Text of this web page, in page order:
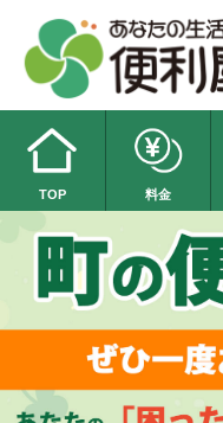
TOP 料金